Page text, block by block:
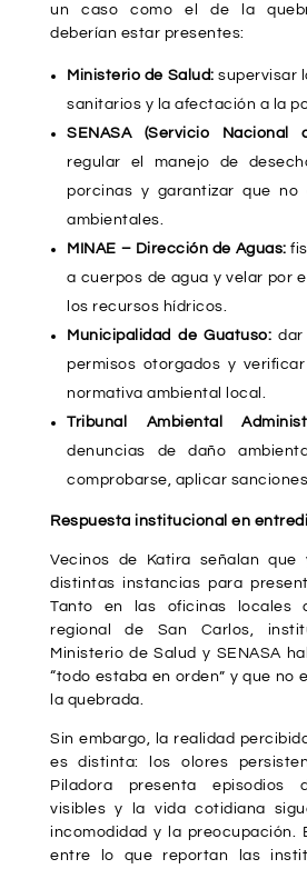
un caso como el de la
deberían estar presentes:
Ministerio de Salud: supervisar
sanitarios y la afectación a la
SENASA (Servicio Nacional
regular el manejo de
porcinas y garantizar que no
ambientales.
MINAE – Dirección de Aguas:
a cuerpos de agua y velar por
los recursos hídricos.
Municipalidad de Guatuso: dar
permisos otorgados y
normativa ambiental local.
Tribunal Ambiental
denuncias de daño
comprobarse, aplicar
Respuesta institucional en
Vecinos de Katira señalan
distintas instancias para
Tanto en las oficinas locales
regional de San Carlos,
Ministerio de Salud y SENASA
“todo estaba en orden” y que no
la quebrada.
Sin embargo, la realidad
es distinta: los olores
Piladora presenta episodios
visibles y la vida cotidiana
incomodidad y la preocupación.
entre lo que reportan las